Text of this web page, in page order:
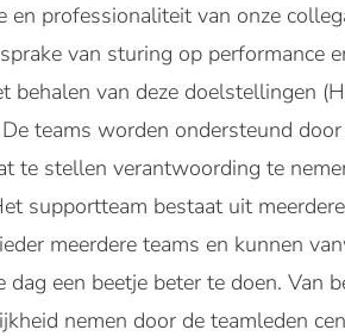
professionaliteit van onze
van sturing op performance
van deze doelstellingen
teams worden ondersteund
te stellen verantwoording te
supportteam bestaat uit
meerdere teams en kunnen
een beetje beter te doen. Van
nemen door de teamleden